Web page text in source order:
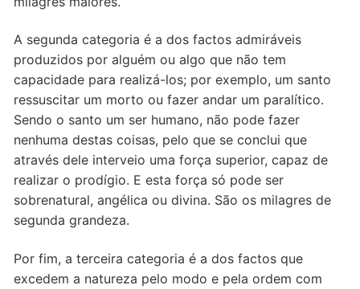
A segunda categoria é a dos factos admiráveis
produzidos por alguém ou algo que não tem
capacidade para realizá-los; por exemplo, um santo
ressuscitar um morto ou fazer andar um paralítico.
Sendo o santo um ser humano, não pode fazer
nenhuma destas coisas, pelo que se conclui que
através dele interveio uma força superior, capaz de
realizar o prodígio. E esta força só pode ser
sobrenatural, angélica ou divina. São os milagres de
segunda grandeza.
Por fim, a terceira categoria é a dos factos que
excedem a natureza pelo modo e pela ordem com